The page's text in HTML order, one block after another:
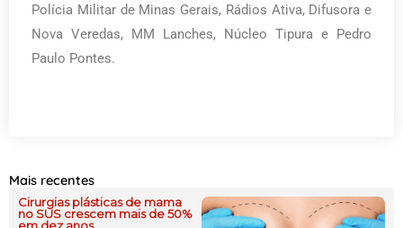
Polícia Militar de Minas Gerais, Rádios Ativa, Difusora e
Nova Veredas, MM Lanches, Núcleo Tipura e Pedro
Paulo Pontes.
Mais recentes
Cirurgias plásticas de mama
no SUS crescem mais de 50%